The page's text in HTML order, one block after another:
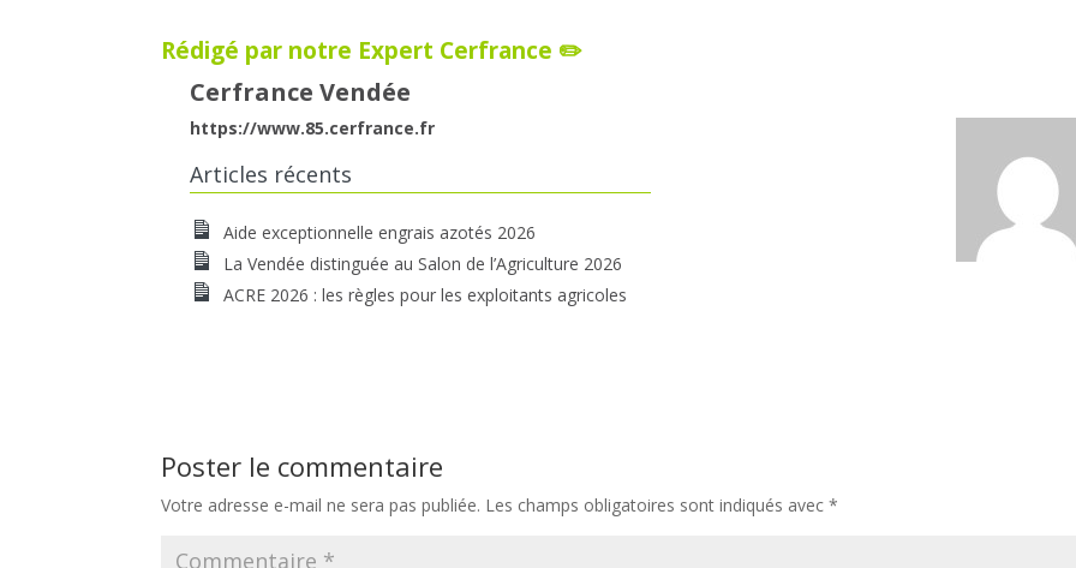
Rédigé par notre Expert Cerfrance ✏️
Cerfrance Vendée
https://www.85.cerfrance.fr
Articles récents
Aide exceptionnelle engrais azotés 2026
La Vendée distinguée au Salon de l’Agriculture 2026
ACRE 2026 : les règles pour les exploitants agricoles
Poster le commentaire
Votre adresse e-mail ne sera pas publiée. Les champs obligatoires sont indiqués avec*